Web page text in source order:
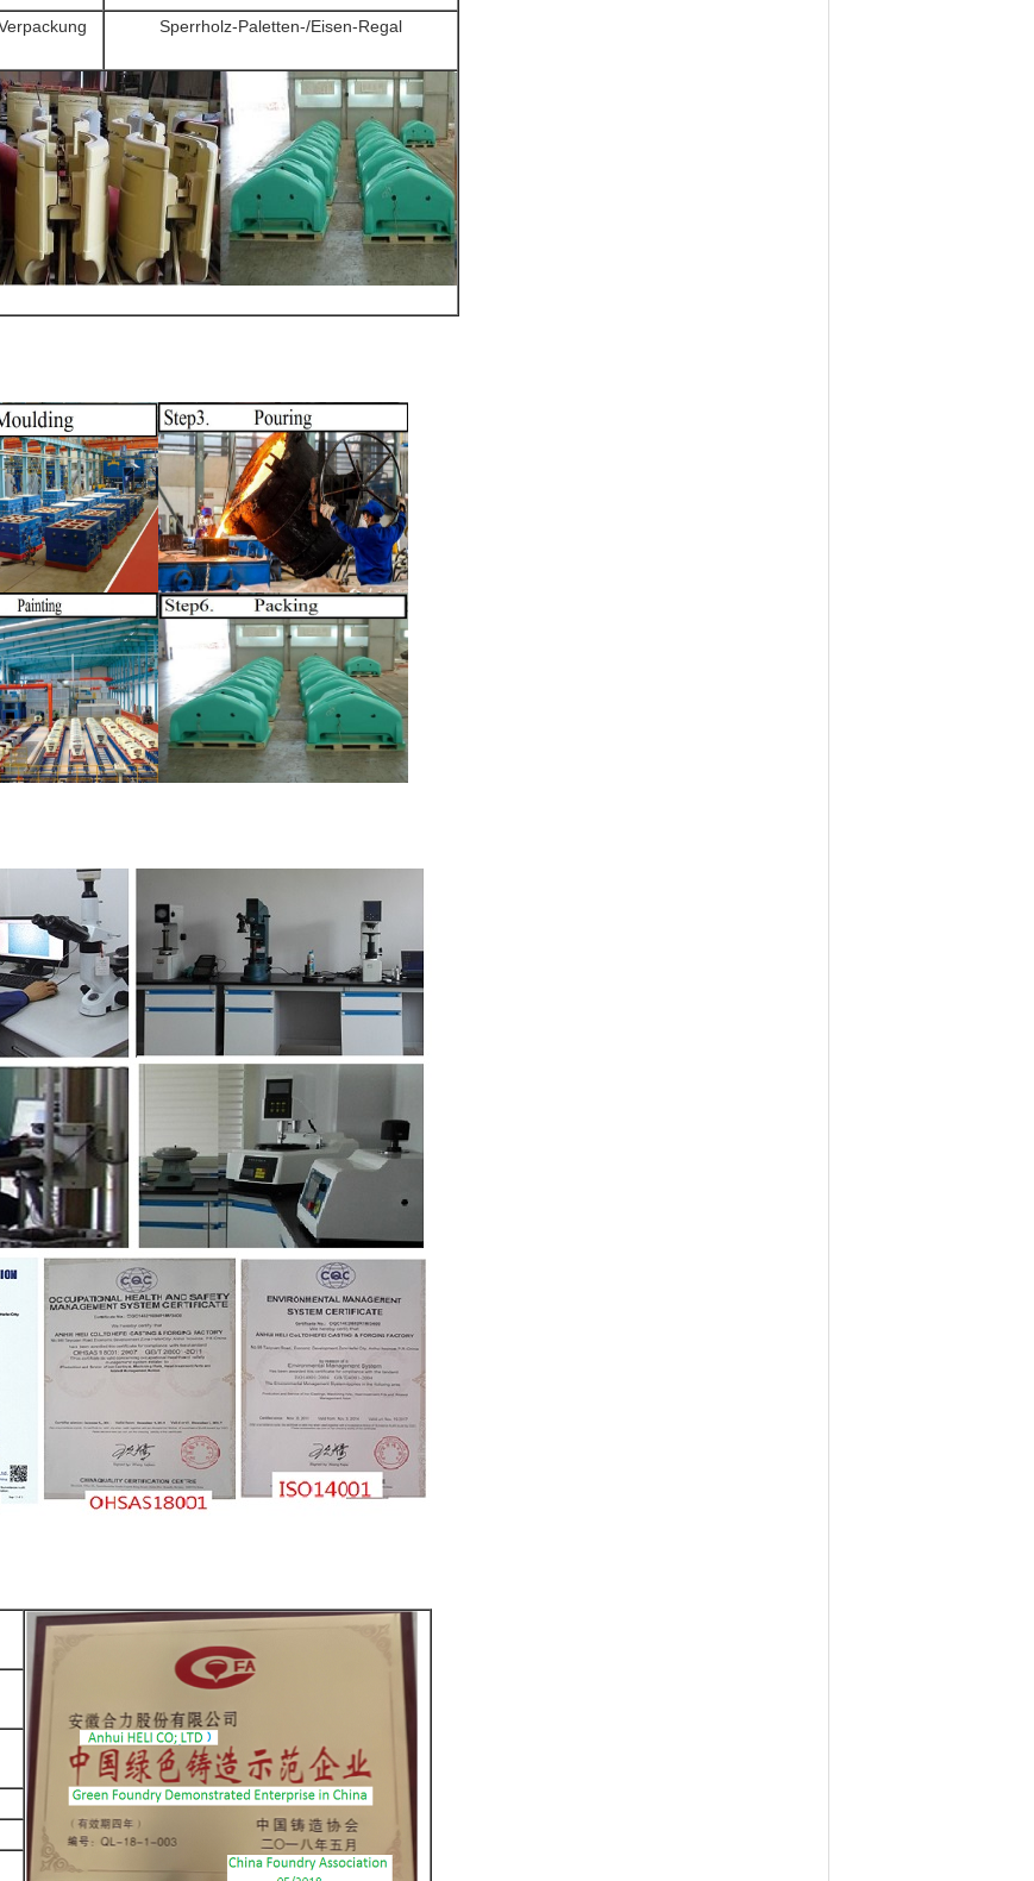
Sperrholz-Paletten-/Eisen-Regal